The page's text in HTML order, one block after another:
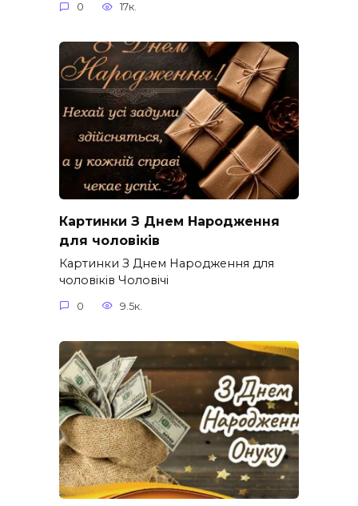
0 17к.
Картинки З Днем Народження
для чоловіків​
Картинки З Днем Народження для
чоловіків​ Чоловічі
0 9.5к.